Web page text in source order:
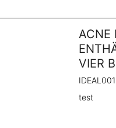
ACNE
VIER
IDEAL001
test